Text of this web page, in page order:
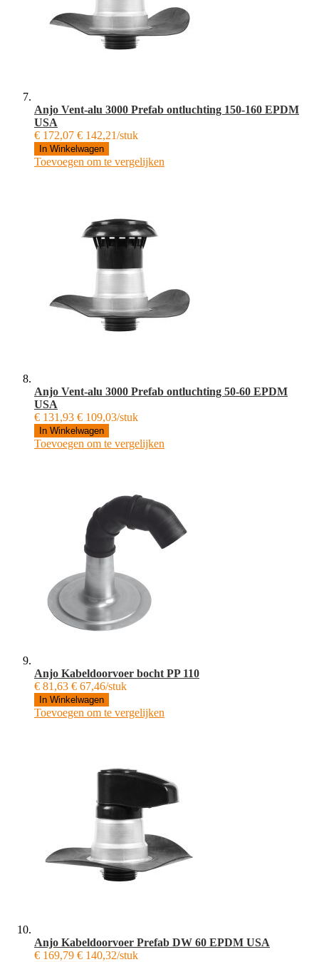
Anjo Vent-alu 3000 Prefab ontluchting 150-160 EPDM
USA
€ 172,07 € 142,21/stuk
In Winkelwagen
Toevoegen om te vergelijken
Anjo Vent-alu 3000 Prefab ontluchting 50-60 EPDM
USA
€ 131,93 € 109,03/stuk
In Winkelwagen
Toevoegen om te vergelijken
Anjo Kabeldoorvoer bocht PP 110
€ 81,63 € 67,46/stuk
In Winkelwagen
Toevoegen om te vergelijken
Anjo Kabeldoorvoer Prefab DW 60 EPDM USA
€ 169,79 € 140,32/stuk